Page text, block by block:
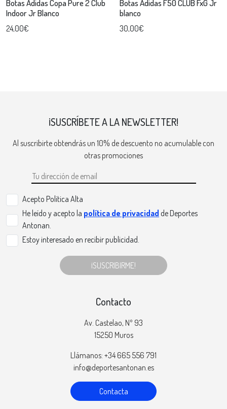
Botas Adidas Copa Pure 2 Club
Indoor Jr Blanco
24,00€
Botas Adidas F50 CLUB FxG Jr
blanco
30,00€
¡SUSCRÍBETE A LA NEWSLETTER!
Al suscribirte obtendrás un 10% de descuento no acumulable con
otras promociones
Acepto Politica Alta
He leído y acepto la política de privacidad de Deportes
Antonan.
Estoy interesado en recibir publicidad.
¡SUSCRIBIRME!
Contacto
Av. Castelao, Nº 93
15250 Muros
Llámanos: +34 665 556 791
info@deportesantonan.es
Contacta